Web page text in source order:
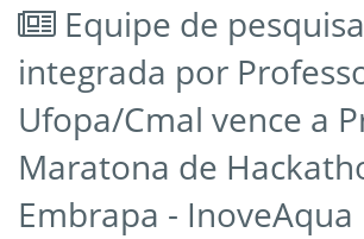
Equipe de pesquisa
integrada por
Ufopa/Cmal vence a
Maratona de
Embrapa - InoveAqua